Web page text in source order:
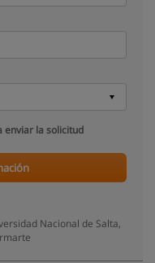
enviar la solicitud
Nacional de Salta,